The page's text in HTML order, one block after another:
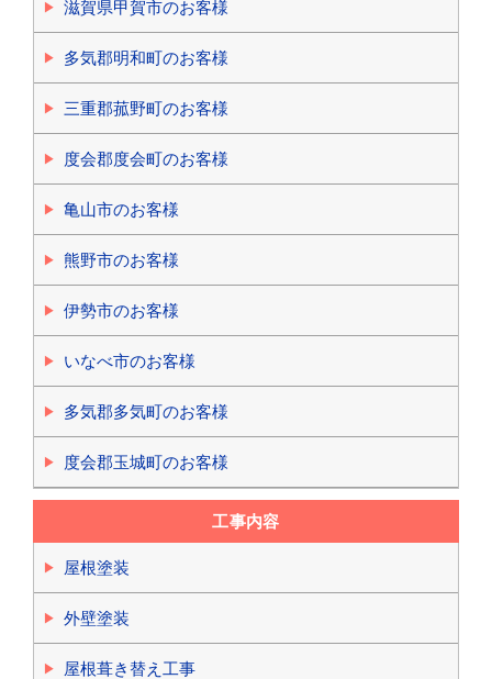
滋賀県甲賀市のお客様
多気郡明和町のお客様
三重郡菰野町のお客様
度会郡度会町のお客様
亀山市のお客様
熊野市のお客様
伊勢市のお客様
いなべ市のお客様
多気郡多気町のお客様
度会郡玉城町のお客様
工事内容
屋根塗装
外壁塗装
屋根葺き替え工事